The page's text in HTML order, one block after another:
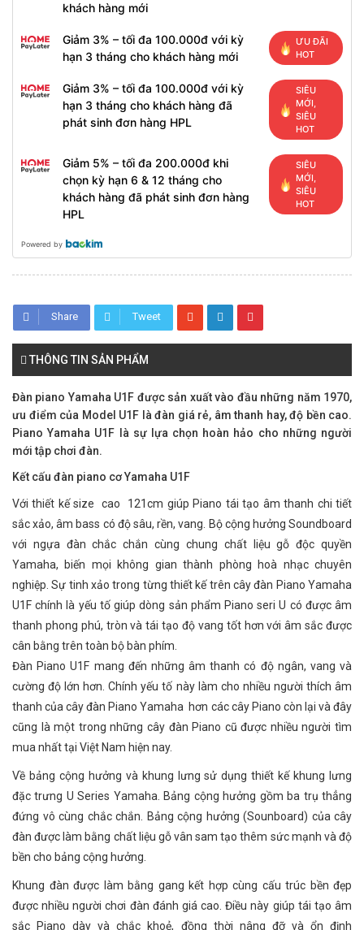
khách hàng mới
Giảm 3% – tối đa 100.000đ với kỳ
hạn 3 tháng cho khách hàng mới
ƯU ĐÃI
HOT
Giảm 3% – tối đa 100.000đ với kỳ
hạn 3 tháng cho khách hàng đã
phát sinh đơn hàng HPL
SIÊU
MỚI,
SIÊU
HOT
Giảm 5% – tối đa 200.000đ khi
chọn kỳ hạn 6 & 12 tháng cho
khách hàng đã phát sinh đơn hàng
HPL
SIÊU
MỚI,
SIÊU
HOT
Powered by
Share Tweet
THÔNG TIN SẢN PHẨM
Đàn piano Yamaha U1F được sản xuất vào đầu những năm 1970,
ưu điểm của Model U1F là đàn giá rẻ, âm thanh hay, độ bền cao.
Piano Yamaha U1F là sự lựa chọn hoàn hảo cho những người
mới tập chơi đàn.
Kết cấu đàn piano cơ Yamaha U1F
Với thiết kế size cao 121cm giúp Piano tái tạo âm thanh chi tiết
sắc xảo, âm bass có độ sâu, rền, vang. Bộ cộng hưởng Soundboard
với ngựa đàn chắc chắn cùng chung chất liệu gỗ độc quyền
Yamaha, biến mọi không gian thành phòng hoà nhạc chuyên
nghiệp. Sự tinh xảo trong từng thiết kế trên cây đàn Piano Yamaha
U1F chính là yếu tố giúp dòng sản phẩm Piano seri U có được âm
thanh phong phú, tròn và tái tạo độ vang tốt hơn với âm sắc được
cân bằng trên toàn bộ bàn phím.
Đàn Piano U1F mang đến những âm thanh có độ ngân, vang và
cường độ lớn hơn. Chính yếu tố này làm cho nhiều người thích âm
thanh của cây đàn Piano Yamaha hơn các cây Piano còn lại và đây
cũng là một trong những cây đàn Piano cũ được nhiều người tìm
mua nhất tại Việt Nam hiện nay.
Về bảng cộng hưởng và khung lưng sử dụng thiết kế khung lưng
đặc trưng U Series Yamaha. Bảng cộng hưởng gồm ba trụ thẳng
đứng vô cùng chắc chắn. Bảng cộng hưởng (Sounboard) của cây
đàn được làm bằng chất liệu gỗ vân sam tạo thêm sức mạnh và độ
bền cho bảng cộng hưởng.
Khung đàn được làm bằng gang kết hợp cùng cấu trúc bền đẹp
được nhiều người chơi đàn đánh giá cao. Điều này giúp tái tạo âm
sắc Piano dày và chắc khoẻ, đồng thời nâng đỡ và ổn định